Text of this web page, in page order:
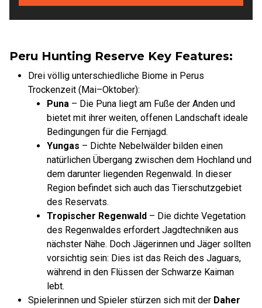
Peru Hunting Reserve Key Features:
Drei völlig unterschiedliche Biome in Perus
Trockenzeit (Mai–Oktober):
Puna – Die Puna liegt am Fuße der Anden und
bietet mit ihrer weiten, offenen Landschaft ideale
Bedingungen für die Fernjagd.
Yungas – Dichte Nebelwälder bilden einen
natürlichen Übergang zwischen dem Hochland und
dem darunter liegenden Regenwald. In dieser
Region befindet sich auch das Tierschutzgebiet
des Reservats.
Tropischer Regenwald – Die dichte Vegetation
des Regenwaldes erfordert Jagdtechniken aus
nächster Nähe. Doch Jägerinnen und Jäger sollten
vorsichtig sein: Dies ist das Reich des Jaguars,
während in den Flüssen der Schwarze Kaiman
lebt.
Spielerinnen und Spieler stürzen sich mit der Daher